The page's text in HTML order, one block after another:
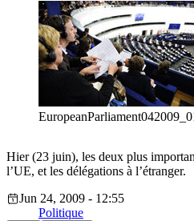
Hier (23 juin), les deux plus
l’UE, et les délégations à l’étranger.
Jun 24, 2009 - 12:55
Politique